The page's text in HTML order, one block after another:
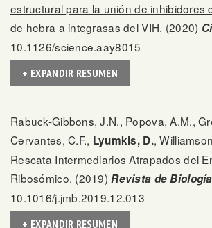
estructural para la unión de inhibidores
de hebra a integrasas del VIH. (2020)
10.1126/science.aay8015
+ EXPANDIR RESUMEN
Rabuck-Gibbons, J.N., Popova, A.M.,
Cervantes, C.F., Lyumkis, D.,
Rescata Intermediarios Atrapados del
Ribosómico. (2019) Revista de
10.1016/j.jmb.2019.12.013
+ EXPANDIR RESUMEN